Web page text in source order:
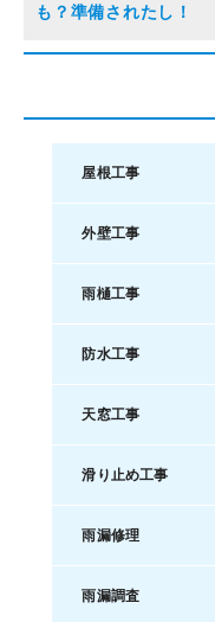
も？準備されたし！
屋根工事
外壁工事
雨樋工事
防水工事
天窓工事
滑り止め工事
雨漏修理
雨漏調査